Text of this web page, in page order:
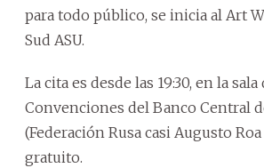
para todo público, se inicia al Art
Sud ASU.
La cita es desde las 19:30, en la sala
Convenciones del Banco Central
(Federación Rusa casi Augusto
gratuito.